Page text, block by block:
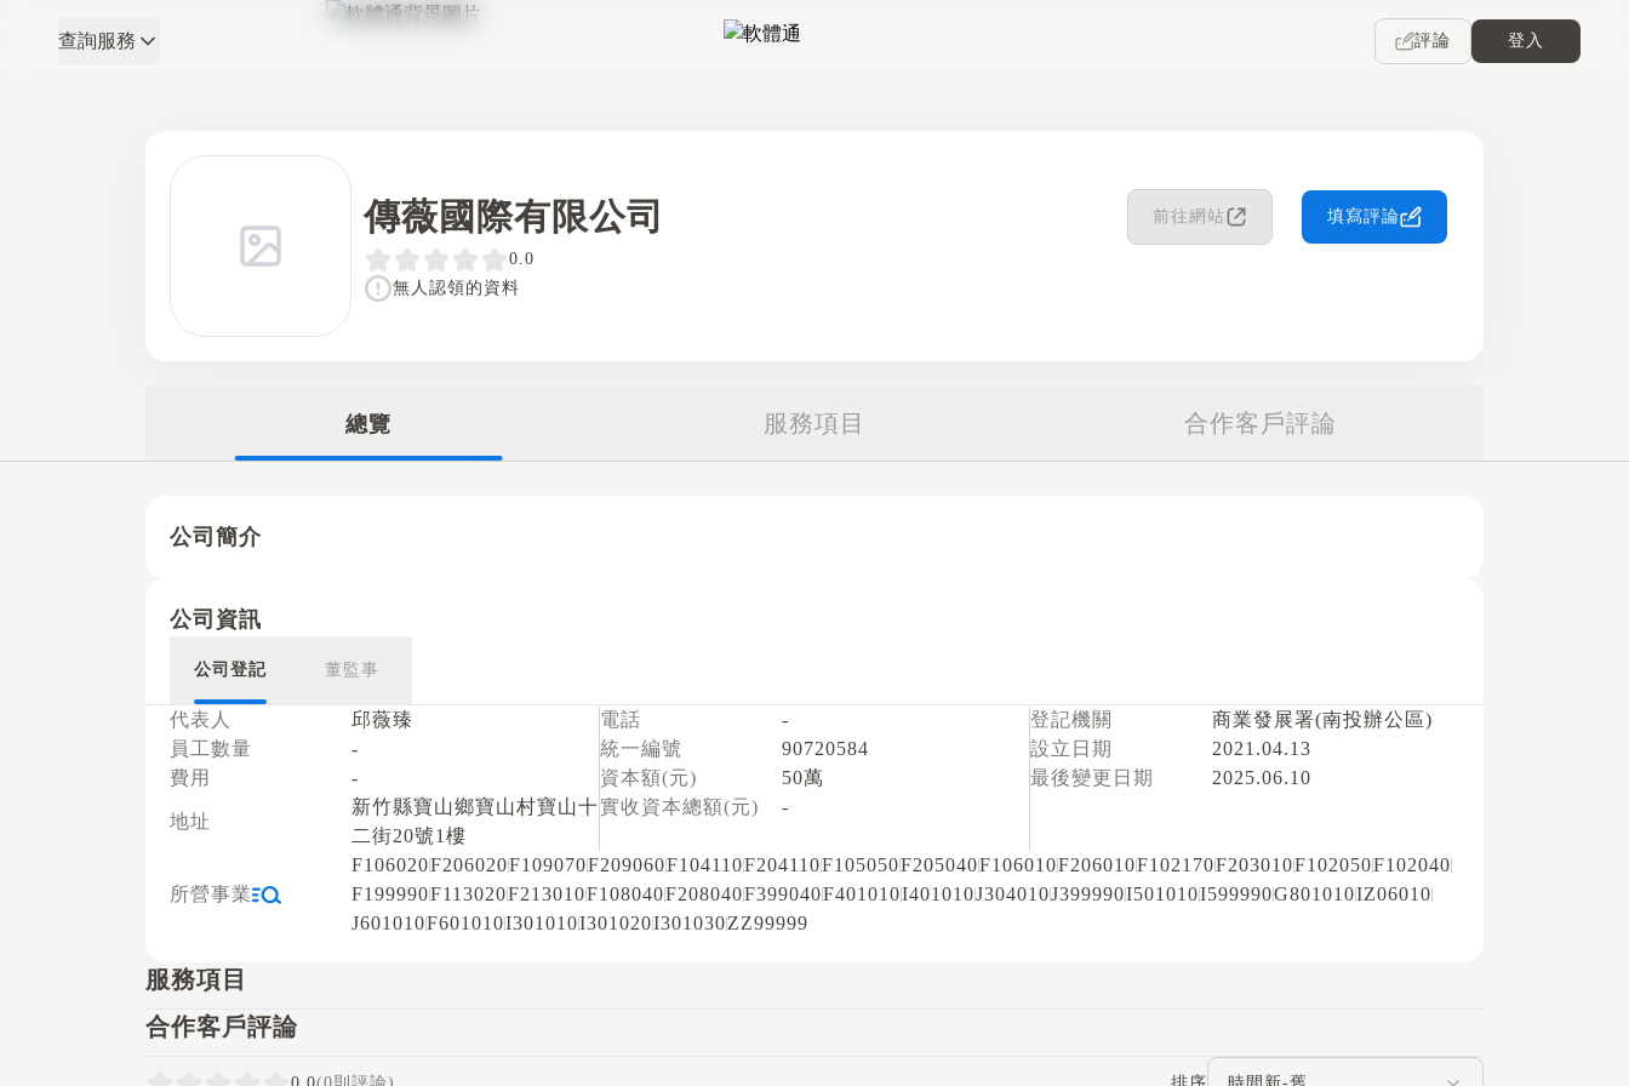
軟體通
查詢服務 評論 登入
傳薇國際有限公司 前往網站 填寫評論
0.0
無人認領的資料
總覽 服務項目 合作客戶評論
公司簡介
公司資訊
公司登記 董監事
代表人
邱薇臻
員工數量
-
費用
-
地址
新竹縣寶山鄉寶山村寶山十
二街20號1樓
電話
-
統一編號
90720584
資本額(元)
50萬
實收資本總額(元)
-
登記機關
商業發展署(南投辦公區)
設立日期
2021.04.13
最後變更日期
2025.06.10
所營事業
F106020F206020F109070F209060F104110F204110F105050F205040F106010F206010F102170F203010F102050F102040
F199990F113020F213010F108040F208040F399040F401010I401010J304010J399990I501010I599990G801010IZ06010
J601010F601010I301010I301020I301030ZZ99999
服務項目
合作客戶評論
評論排序